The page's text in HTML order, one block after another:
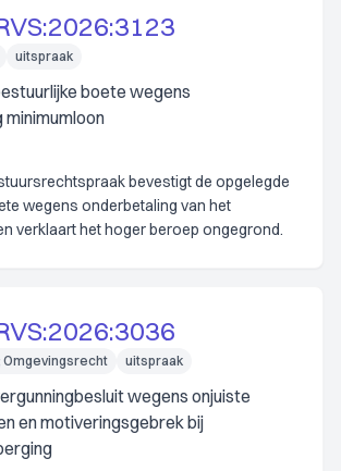
uitspraak
boete wegens
bevestigt de opgelegde
wegens onderbetaling van het
verklaart het hoger beroep ongegrond.
uitspraak
wegens onjuiste
en motiveringsgebrek bij